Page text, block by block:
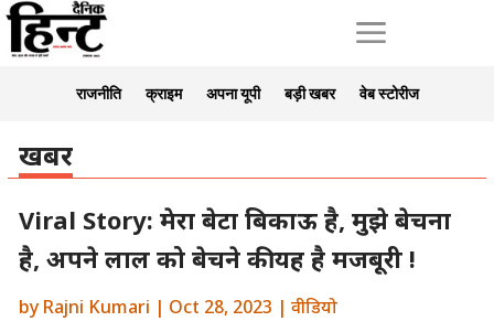
a
राजनीति क्राइम अपना यूपी बड़ी खबर वेब स्टोरीज
खबर
Viral Story: मेरा बेटा बिकाऊ है, मुझे बेचना
है, अपने लाल को बेचने की यह है मजबूरी !
by Rajni Kumari | Oct 28, 2023 | वीडियो